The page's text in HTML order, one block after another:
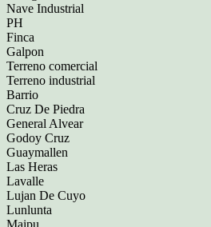
Nave Industrial
PH
Finca
Galpon
Terreno comercial
Terreno industrial
Barrio
Cruz De Piedra
General Alvear
Godoy Cruz
Guaymallen
Las Heras
Lavalle
Lujan De Cuyo
Lunlunta
Maipu